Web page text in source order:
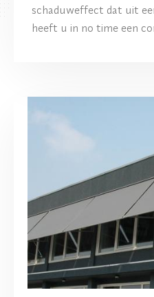
schaduweffect dat uit
heeft u in no time een